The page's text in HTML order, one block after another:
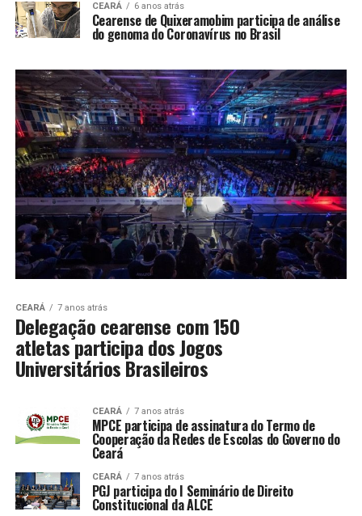
CEARÁ 6 anos atrás
Cearense de Quixeramobim participa de análise
do genoma do Coronavírus no Brasil
CEARÁ 7 anos atrás
Delegação cearense com 150
atletas participa dos Jogos
Universitários Brasileiros
CEARÁ 7 anos atrás
MPCE participa de assinatura do Termo de
Cooperação da Redes de Escolas do Governo do
Ceará
CEARÁ 7 anos atrás
PGJ participa do I Seminário de Direito
Constitucional da ALCE